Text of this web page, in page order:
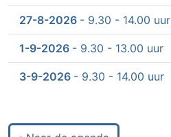
27-8-2026 - 9.30 - 14.00 uur
1-9-2026 - 9.30 - 13.00 uur
3-9-2026 - 9.30 - 14.00 uur